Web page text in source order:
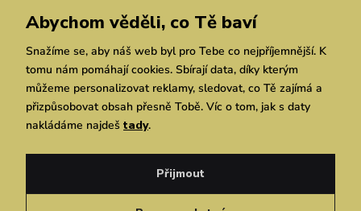
Prodejny
Praha Brno Chrudim
Simplia.cz
Zásady ochrany osobních údajů
Abychom věděli, co Tě baví
Snažíme se, aby náš web byl pro Tebe co nejpříjemnější. K
tomu nám pomáhají cookies. Sbírají data, díky kterým
můžeme personalizovat reklamy, sledovat, co Tě zajímá a
přizpůsobovat obsah přesně Tobě. Víc o tom, jak s daty
nakládáme najdeš tady.
Přijmout